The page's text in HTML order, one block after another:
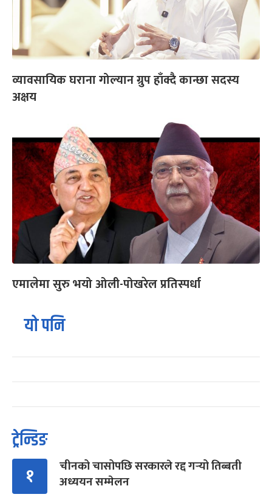
व्यावसायिक घराना गोल्यान ग्रुप हाँक्दै कान्छा सदस्य
अक्षय
एमालेमा सुरु भयो ओली-पोखरेल प्रतिस्पर्धा
यो पनि
ट्रेन्डिङ
१
चीनको चासोपछि सरकारले रद्द गर्‍यो तिब्बती
अध्ययन सम्मेलन